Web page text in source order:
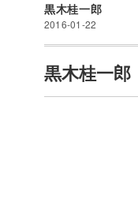
黒木桂一郎
2016-01-22
黒木桂一郎